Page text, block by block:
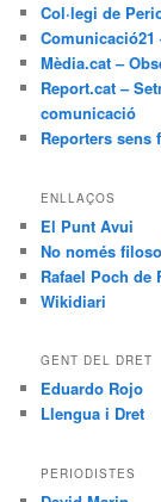
Col·legi de
Mèdia.cat –
Report.cat –
comunicació
Reporters sens
ENLLAÇOS
El Punt Avui
No només
Rafael Poch de
Wikidiari
GENT DEL DRET
Eduardo Rojo
Llengua i Dret
PERIODISTES